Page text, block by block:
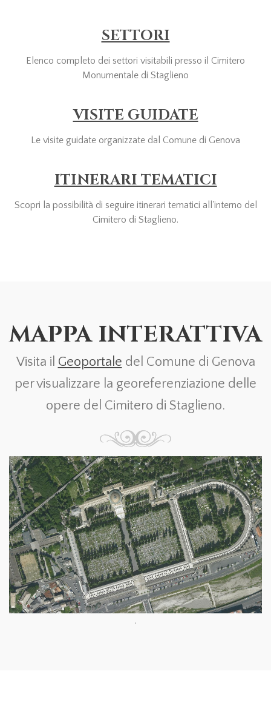
SETTORI
Elenco completo dei settori visitabili presso il Cimitero
Monumentale di Staglieno
VISITE GUIDATE
Le visite guidate organizzate dal Comune di Genova
ITINERARI TEMATICI
Scopri la possibilità di seguire itinerari tematici all'interno del
Cimitero di Staglieno.
MAPPA INTERATTIVA
Visita il Geoportale del Comune di Genova
per visualizzare la georeferenziazione delle
opere del Cimitero di Staglieno.
.